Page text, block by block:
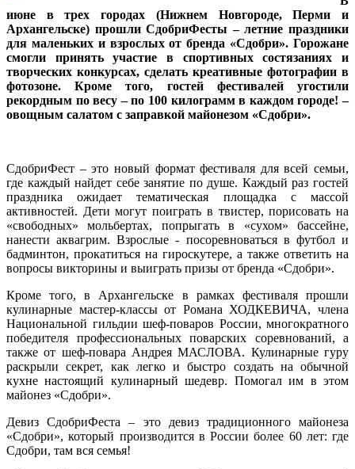
июне в трех городах (Нижнем Новгороде, Перми и
Архангельске) прошли СдобриФесты – летние праздники
для маленьких и взрослых от бренда «Сдобри». Горожане
смогли принять участие в спортивных состязаниях и
творческих конкурсах, сделать креативные фотографии в
фотозоне. Кроме того, гостей фестивалей угостили
рекордным по весу – по 100 килограмм в каждом городе! –
овощным салатом с заправкой майонезом «Сдобри».
СдобриФест – это новый формат фестиваля для всей семьи,
где каждый найдет себе занятие по душе. Каждый раз гостей
праздника ожидает тематическая площадка с массой
активностей. Дети могут поиграть в твистер, порисовать на
«свободных» мольбертах, попрыгать в «сухом» бассейне,
нанести аквагрим. Взрослые - посоревноваться в футбол и
бадминтон, прокатиться на гироскутере, а также ответить на
вопросы викторины и выиграть призы от бренда «Сдобри».
Кроме того, в Архангельске в рамках фестиваля прошли
кулинарные мастер-классы от Романа ХОДКЕВИЧА, члена
Национальной гильдии шеф-поваров России, многократного
победителя профессиональных поварских соревнований, а
также от шеф-повара Андрея МАСЛОВА. Кулинарные гуру
раскрыли секрет, как легко и быстро создать на обычной
кухне настоящий кулинарный шедевр. Помогал им в этом
майонез «Сдобри».
Девиз СдобриФеста – это девиз традиционного майонеза
«Сдобри», который производится в России более 60 лет: где
Сдобри, там вся семья!